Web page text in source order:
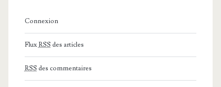
Connexion
FluxRSS des articles
RSS des commentaires